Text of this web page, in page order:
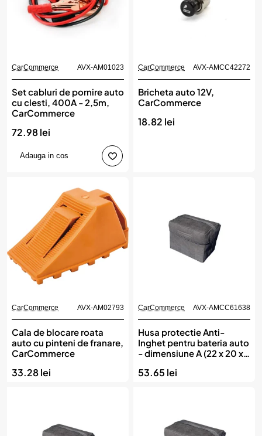
CarCommerce AVX-AM01023
Set cabluri de pornire auto
cu clesti, 400A - 2,5m,
CarCommerce
72.98 lei
Adauga in cos
CarCommerce AVX-AMCC42272
Bricheta auto 12V,
CarCommerce
18.82 lei
CarCommerce AVX-AM02793
Cala de blocare roata
auto cu pinteni de franare,
CarCommerce
33.28 lei
CarCommerce AVX-AMCC61638
Husa protectie Anti-
Inghet pentru bateria auto
- dimensiune A (22 x 20 x
53.65 lei